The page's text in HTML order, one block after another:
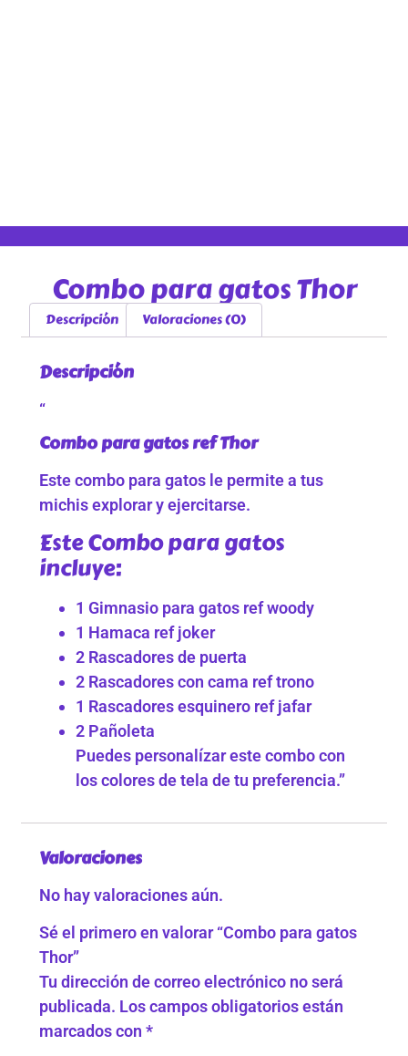
Combo para gatos Thor
Descripción Valoraciones (0)
Descripción
“
Combo para gatos ref Thor
Este combo para gatos le permite a tus
michis explorar y ejercitarse.
Este Combo para gatos
incluye:
1 Gimnasio para gatos ref woody
1 Hamaca ref joker
2 Rascadores de puerta
2 Rascadores con cama ref trono
1 Rascadores esquinero ref jafar
2 Pañoleta
Puedes personalízar este combo con
los colores de tela de tu preferencia.”
Valoraciones
No hay valoraciones aún.
Sé el primero en valorar “Combo para gatos
Thor”
Tu dirección de correo electrónico no será
publicada. Los campos obligatorios están
marcados con*